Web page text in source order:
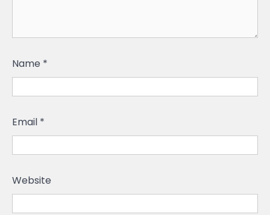
Name *
Email *
Website